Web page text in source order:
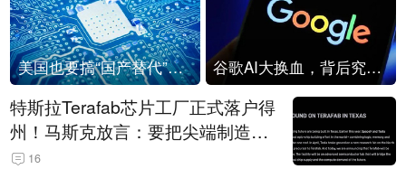
美国也要搞“国产替代”？先算清三笔账 谷歌AI大换血，背后究竟发生了什么？
特斯拉Terafab芯片工厂正式落户得
州！马斯克放言：要把尖端制造带
回美国
16